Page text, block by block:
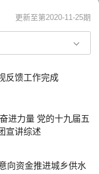
更新至第2020-11-25期
反馈工作完成
进力量 党的十九届五
宣讲综述
向资金推进城乡供水